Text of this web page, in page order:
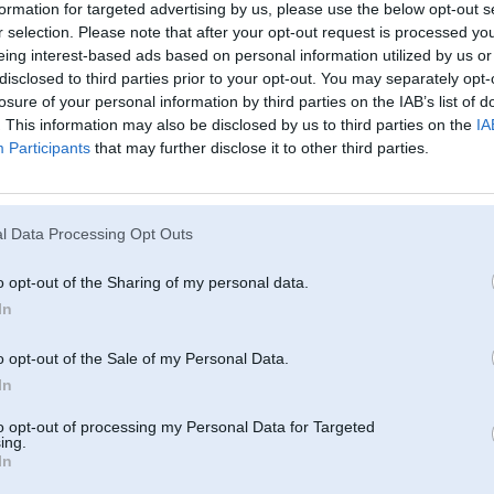
for targeted advertising by us, please use the below opt-out
selection. Please note that after your opt-out request is processed
interest-based ads based on personal information utilized by us
to third parties prior to your opt-out. You may separately
of your personal information by third parties on the IAB’s list of
This information may also be disclosed by us to third parties on the
Participants that may further disclose it to other third parties.
Data Processing Opt Outs
opt-out of the Sharing of my personal data.
opt-out of the Sale of my Personal Data.
opt-out of processing my Personal Data for Targeted
2008, 13:34
personīgi netieku un nebraukšu.
baigi skarbais pasākums, it sevišķi, ja ir nedaudz slapjšs. Paziņas stāstīja, ka ne mirkli
sporta klasē pa asfaltu, nevis MTB.
jābrauc MTB trase.
2008, 13:11
kur 100km pa mežu..
brauksiet?